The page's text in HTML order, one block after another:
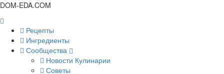
DOM-EDA.COM
Рецепты
Ингредиенты
Сообщества
Новости Кулинарии
Советы